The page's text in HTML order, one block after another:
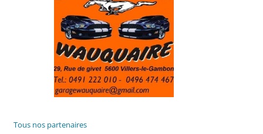
Tous nos partenaires